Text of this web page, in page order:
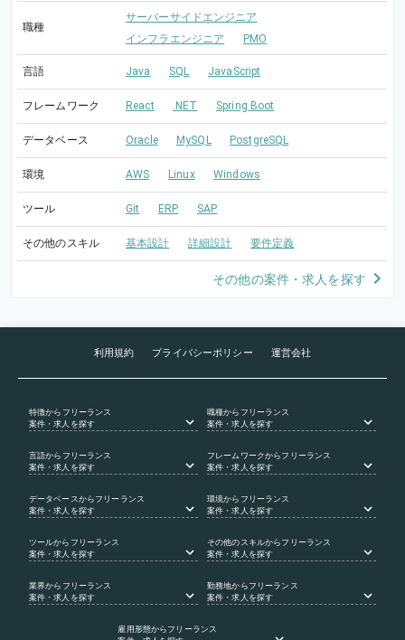
職種
サーバーサイドエンジニア
インフラエンジニア
PMO
言語 Java SQL JavaScript
フレームワーク React .NET Spring Boot
データベース Oracle MySQL PostgreSQL
環境 AWS Linux Windows
ツール Git ERP SAP
その他のスキル 基本設計 詳細設計 要件定義
その他の案件・求人を探す
利用規約 プライバシーポリシー 運営会社
特徴からフリーランス
案件・求人を探す
職種からフリーランス
案件・求人を探す
言語からフリーランス
案件・求人を探す
フレームワークからフリーランス
案件・求人を探す
データベース からフリーランス
案件・求人を探す
環境からフリーランス
案件・求人を探す
ツールからフリーランス
案件・求人を探す
その他のスキルからフリーランス
案件・求人を探す
業界からフリーランス
案件・求人を探す
勤務地からフリーランス
案件・求人を探す
雇用形態からフリーランス